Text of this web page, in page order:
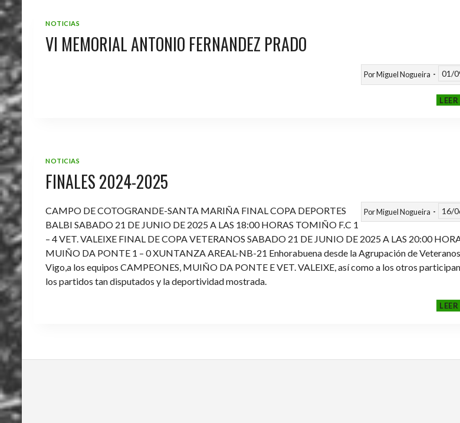
NOTICIAS
VI MEMORIAL ANTONIO FERNANDEZ PRADO
PorMiguel Nogueira 01/
NOTICIAS
FINALES 2024-2025
PorMiguel Nogueira 16/
CAMPO DE COTOGRANDE-SANTA MARIÑA FINAL COPA DEPORTES
BALBI SABADO 21 DE JUNIO DE 2025 A LAS 18:00 HORAS TOMIÑO F.C 1
– 4 VET. VALEIXE FINAL DE COPA VETERANOS SABADO 21 DE JUNIO DE 2025 A LAS 20:00
MUIÑO DA PONTE 1 – 0 XUNTANZA AREAL-NB-21 Enhorabuena desde la Agrupación de
Vigo,a los equipos CAMPEONES, MUIÑO DA PONTE E VET. VALEIXE, así como a los otros
los partidos tan disputados y la deportividad mostrada.